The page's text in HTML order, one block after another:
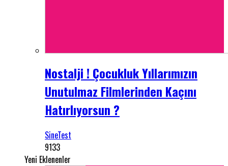
Nostalji ! Çocukluk Yıllarımızın
Unutulmaz Filmlerinden Kaçını
Hatırlıyorsun ?
SineTest
9133
Yeni Eklenenler